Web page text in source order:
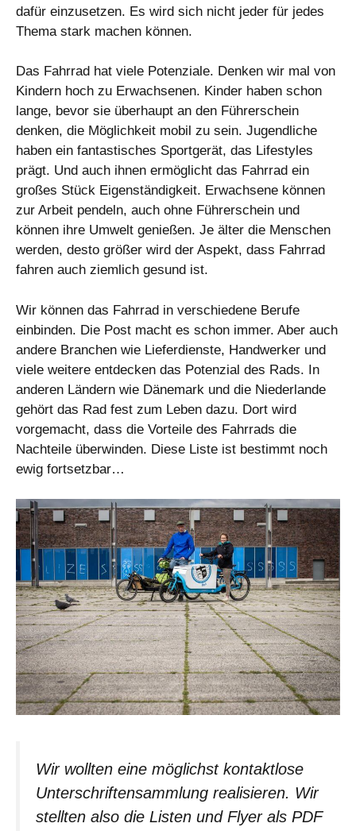
dafür einzusetzen. Es wird sich nicht jeder für jedes
Thema stark machen können.
Das Fahrrad hat viele Potenziale. Denken wir mal von
Kindern hoch zu Erwachsenen. Kinder haben schon
lange, bevor sie überhaupt an den Führerschein
denken, die Möglichkeit mobil zu sein. Jugendliche
haben ein fantastisches Sportgerät, das Lifestyles
prägt. Und auch ihnen ermöglicht das Fahrrad ein
großes Stück Eigenständigkeit. Erwachsene können
zur Arbeit pendeln, auch ohne Führerschein und
können ihre Umwelt genießen. Je älter die Menschen
werden, desto größer wird der Aspekt, dass Fahrrad
fahren auch ziemlich gesund ist.
Wir können das Fahrrad in verschiedene Berufe
einbinden. Die Post macht es schon immer. Aber auch
andere Branchen wie Lieferdienste, Handwerker und
viele weitere entdecken das Potenzial des Rads. In
anderen Ländern wie Dänemark und die Niederlande
gehört das Rad fest zum Leben dazu. Dort wird
vorgemacht, dass die Vorteile des Fahrrads die
Nachteile überwinden. Diese Liste ist bestimmt noch
ewig fortsetzbar…
Wir wollten eine möglichst kontaktlose
Unterschriftensammlung realisieren. Wir
stellten also die Listen und Flyer als PDF